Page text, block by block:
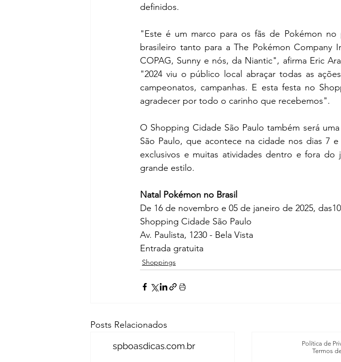
definidos.
"Este é um marco para os fãs de Pokémon
brasileiro tanto para a The Pokémon Company
COPAG, Sunny e nós, da Niantic", afirma Eric
"2024 viu o público local abraçar todas as
campeonatos, campanhas. E esta festa no
agradecer por todo o carinho que recebemos".
O Shopping Cidade São Paulo também será
São Paulo, que acontece na cidade nos dias 7
exclusivos e muitas atividades dentro e fora do
grande estilo.
Natal Pokémon no Brasil
De 16 de novembro e 05 de janeiro de 2025,
Shopping Cidade São Paulo
Av. Paulista, 1230 - Bela Vista
Entrada gratuita
Shoppings
Posts Relacionados
spboasdicas.com.br
Política de
Termos